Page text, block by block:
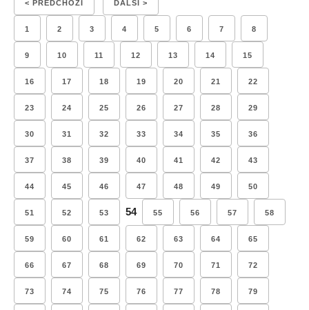
< PŘEDCHOZÍ DALŠÍ >
1 2 3 4 5 6 7 8
9 10 11 12 13 14 15
16 17 18 19 20 21 22
23 24 25 26 27 28 29
30 31 32 33 34 35 36
37 38 39 40 41 42 43
44 45 46 47 48 49 50
51 52 53 54 55 56 57 58
59 60 61 62 63 64 65
66 67 68 69 70 71 72
73 74 75 76 77 78 79